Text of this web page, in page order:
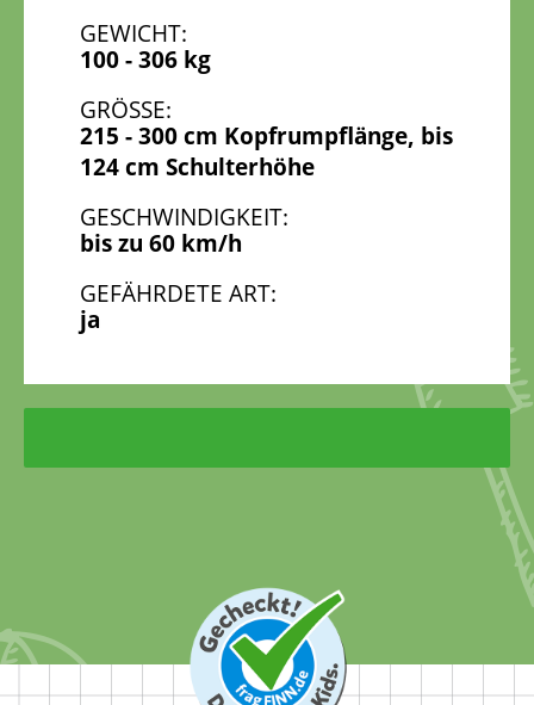
GEWICHT:
100 - 306 kg
GRÖSSE:
215 - 300 cm Kopfrumpflänge, bis
124 cm Schulterhöhe
GESCHWINDIGKEIT:
bis zu 60 km/h
GEFÄHRDETE ART:
ja